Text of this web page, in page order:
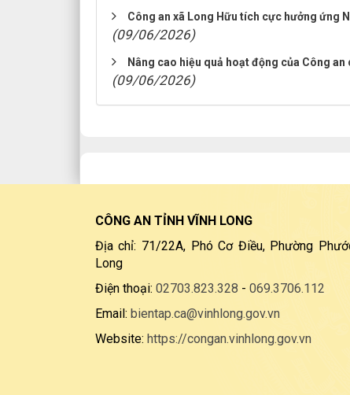
Công an xã Long Hữu tích cực hưởng ứng
(09/06/2026)
Nâng cao hiệu quả hoạt động của Công
(09/06/2026)
CÔNG AN TỈNH VĨNH LONG
Địa chỉ: 71/22A, Phó Cơ Điều, Phường
Long
Điện thoại: 02703.823.328 - 069.3706.112
Email: bientap.ca@vinhlong.gov.vn
Website: https://congan.vinhlong.gov.vn